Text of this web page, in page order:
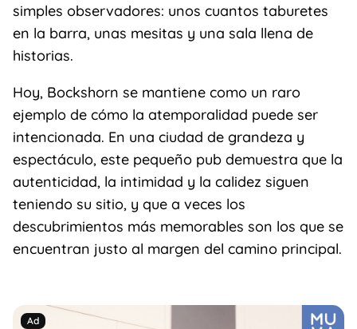
simples observadores: unos cuantos taburetes
en la barra, unas mesitas y una sala llena de
historias.
Hoy, Bockshorn se mantiene como un raro
ejemplo de cómo la atemporalidad puede ser
intencionada. En una ciudad de grandeza y
espectáculo, este pequeño pub demuestra que la
autenticidad, la intimidad y la calidez siguen
teniendo su sitio, y que a veces los
descubrimientos más memorables son los que se
encuentran justo al margen del camino principal.